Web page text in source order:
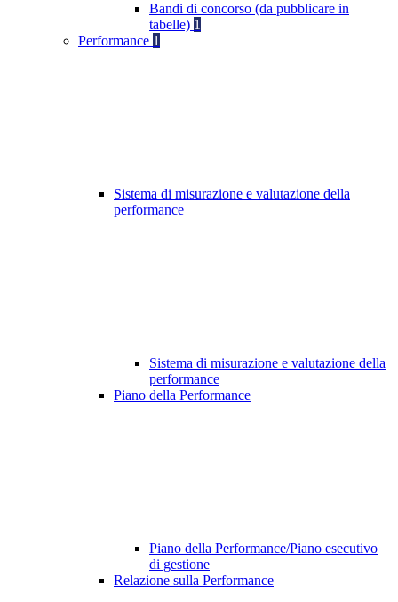
Bandi di concorso (da pubblicare in
tabelle) 1
Performance 1
Sistema di misurazione e valutazione della
performance
Sistema di misurazione e valutazione della
performance
Piano della Performance
Piano della Performance/Piano esecutivo
di gestione
Relazione sulla Performance